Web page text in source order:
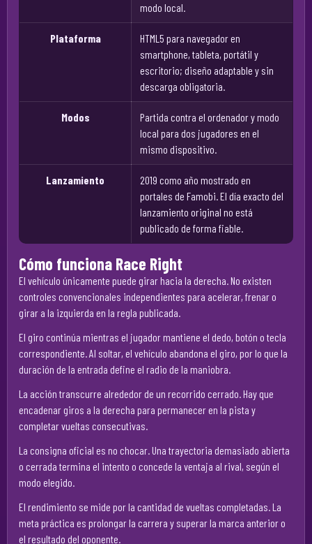
modo local.
Plataforma
HTML5 para navegador en
smartphone, tableta, portátil y
escritorio; diseño adaptable y sin
descarga obligatoria.
Modos
Partida contra el ordenador y modo
local para dos jugadores en el
mismo dispositivo.
Lanzamiento
2019 como año mostrado en
portales de Famobi. El día exacto del
lanzamiento original no está
publicado de forma fiable.
Cómo funciona Race Right
El vehículo únicamente puede girar hacia la derecha. No existen
controles convencionales independientes para acelerar, frenar o
girar a la izquierda en la regla publicada.
El giro continúa mientras el jugador mantiene el dedo, botón o tecla
correspondiente. Al soltar, el vehículo abandona el giro, por lo que la
duración de la entrada define el radio de la maniobra.
La acción transcurre alrededor de un recorrido cerrado. Hay que
encadenar giros a la derecha para permanecer en la pista y
completar vueltas consecutivas.
La consigna oficial es no chocar. Una trayectoria demasiado abierta
o cerrada termina el intento o concede la ventaja al rival, según el
modo elegido.
El rendimiento se mide por la cantidad de vueltas completadas. La
meta práctica es prolongar la carrera y superar la marca anterior o
el resultado del oponente.